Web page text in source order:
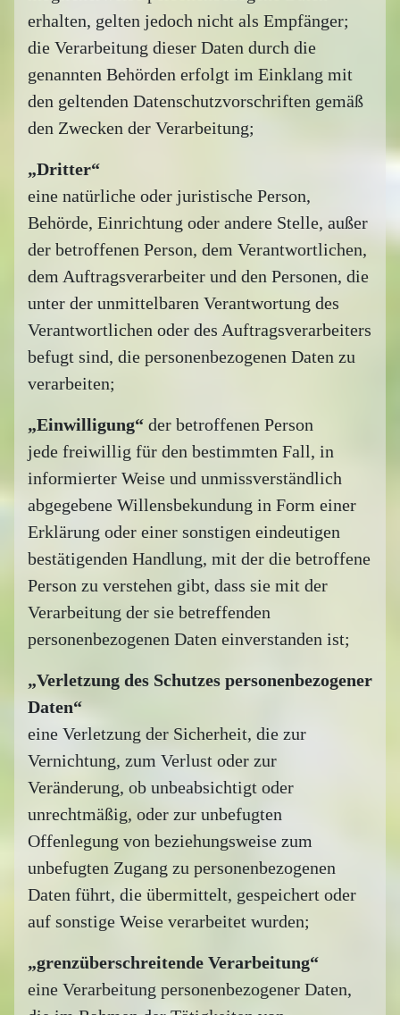
erhalten, gelten jedoch nicht als Empfänger;
die Verarbeitung dieser Daten durch die
genannten Behörden erfolgt im Einklang mit
den geltenden Datenschutzvorschriften gemäß
den Zwecken der Verarbeitung;
„Dritter“
eine natürliche oder juristische Person,
Behörde, Einrichtung oder andere Stelle, außer
der betroffenen Person, dem Verantwortlichen,
dem Auftragsverarbeiter und den Personen, die
unter der unmittelbaren Verantwortung des
Verantwortlichen oder des Auftragsverarbeiters
befugt sind, die personenbezogenen Daten zu
verarbeiten;
„Einwilligung“ der betroffenen Person
jede freiwillig für den bestimmten Fall, in
informierter Weise und unmissverständlich
abgegebene Willensbekundung in Form einer
Erklärung oder einer sonstigen eindeutigen
bestätigenden Handlung, mit der die betroffene
Person zu verstehen gibt, dass sie mit der
Verarbeitung der sie betreffenden
personenbezogenen Daten einverstanden ist;
„Verletzung des Schutzes personenbezogener
Daten“
eine Verletzung der Sicherheit, die zur
Vernichtung, zum Verlust oder zur
Veränderung, ob unbeabsichtigt oder
unrechtmäßig, oder zur unbefugten
Offenlegung von beziehungsweise zum
unbefugten Zugang zu personenbezogenen
Daten führt, die übermittelt, gespeichert oder
auf sonstige Weise verarbeitet wurden;
„grenzüberschreitende Verarbeitung“
eine Verarbeitung personenbezogener Daten,